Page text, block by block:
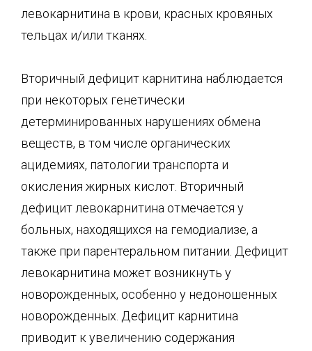
левокарнитина в крови, красных кровяных
тельцах и/или тканях.
Вторичный дефицит карнитина наблюдается
при некоторых генетически
детерминированных нарушениях обмена
веществ, в том числе органических
ацидемиях, патологии транспорта и
окисления жирных кислот. Вторичный
дефицит левокарнитина отмечается у
больных, находящихся на гемодиализе, а
также при парентеральном питании. Дефицит
левокарнитина может возникнуть у
новорожденных, особенно у недоношенных
новорожденных. Дефицит карнитина
приводит к увеличению содержания